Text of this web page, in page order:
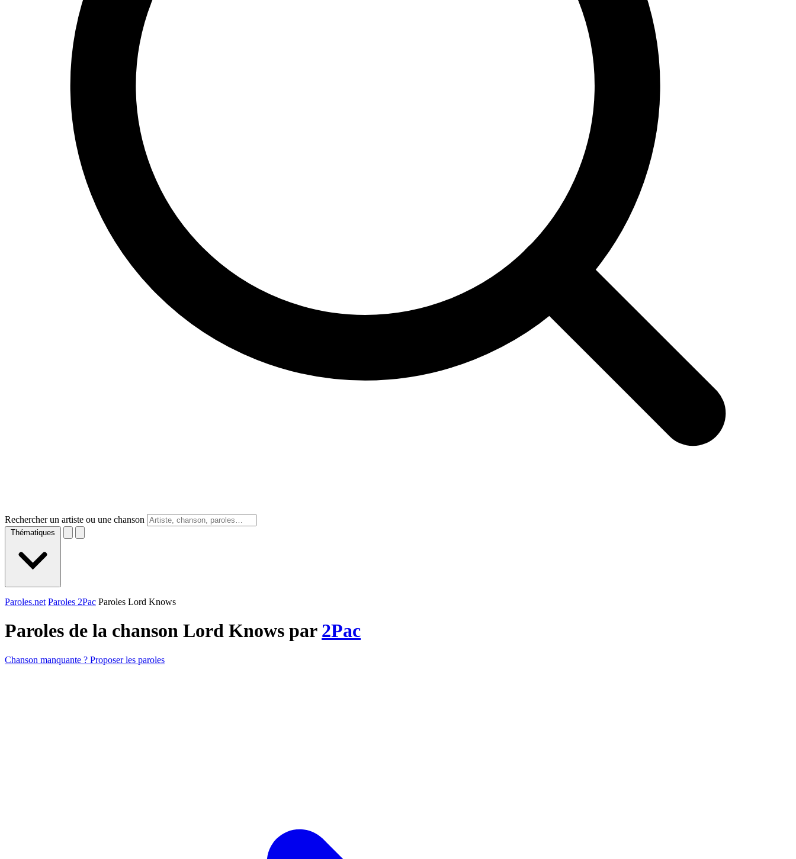
Rechercher un artiste ou une chanson
Thématiques
Paroles.net Paroles 2Pac Paroles Lord Knows
Paroles de la chanson Lord Knows par 2Pac
Chanson manquante ? Proposer les paroles